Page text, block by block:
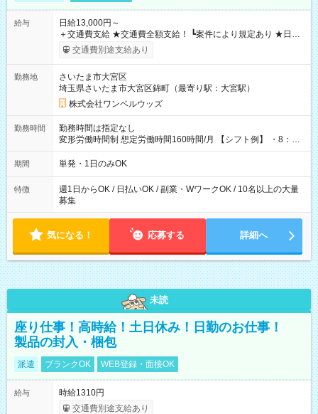
給与
日給13,000円～
＋交通費支給 ★交通費全額支給！ ┗案件により規定あり ★日払
いOK！（規定あり） ┗働いたその日に現金GET♪ お仕事後はコ
ンビニATMから 日払い分を引き落とせます！ 【試用期間】試
交通費別途支給あり
勤務地
さいたま市大宮区
埼玉県さいたま市大宮区錦町（最寄り駅：大宮駅）
株式会社ワンベルウッズ
勤務時間
勤務時間は指定なし
変形労働時間制 想定労働時間160時間/月 【シフト例】 ・8：00
～21：00
期間 単発・1日のみOK
特徴
週1日からOK / 日払いOK / 副業・WワークOK / 10名以上の大量
募集
気になる！ 応募する 詳細へ
未読
座り仕事！高時給！土日休み！日勤のお仕事！
製品の封入・梱包
派遣 ブランクOK WEB登録・面接OK
給与
時給1310円
交通費別途支給あり